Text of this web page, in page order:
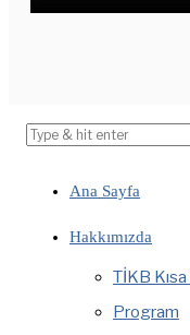
Ana Sayfa
Hakkımızda
TİKB Kısa
Program